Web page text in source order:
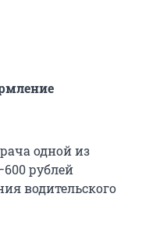
одной из
рублей
водительского